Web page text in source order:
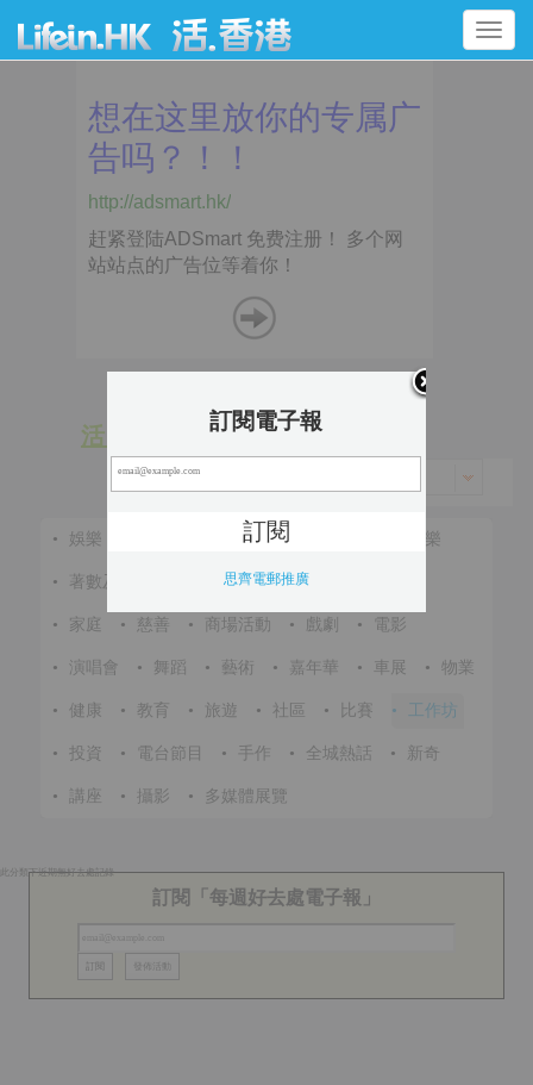
Toggle
navigation
活 動
• 娛樂 • 節慶 音樂
• 著數及優惠 • 體育 •
• 家庭 • 慈善 • 商場活動 • 戲劇 • 電影
• 演唱會 • 舞蹈 • 藝術 • 嘉年華 • 車展 • 物業
• 健康 • 教育 • 旅遊 • 社區 • 比賽 • 工作坊
• 投資 • 電台節目 • 手作 • 全城熱話 • 新奇
• 講座 • 攝影 • 多媒體展覽
此分類下近期無好去處記錄
訂閱「每週好去處電子報」
訂閱電子報
思齊電郵推廣